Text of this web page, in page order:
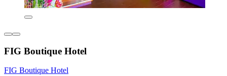
FIG Boutique Hotel
FIG Boutique Hotel